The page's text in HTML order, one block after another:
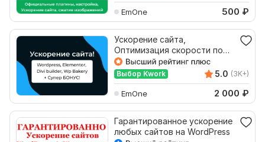
EmOne 500 ₽
Ускорение сайта,
Оптимизация скорости по
PageSpeed Wordpress
Elementor
Выбор Kwork 5.0 (3K+)
EmOne 2 000 ₽
Гарантированное ускорение
любых сайтов на WordPress